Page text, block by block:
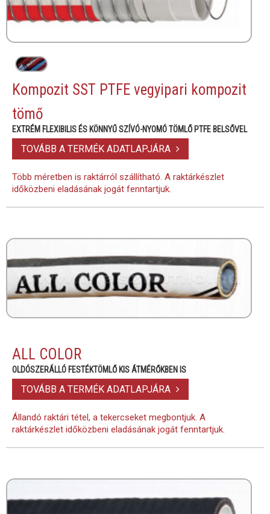
Kompozit SST PTFE vegyipari kompozit
tömő
EXTRÉM FLEXIBILIS ÉS KÖNNYŰ SZÍVÓ-NYOMÓ TÖMLŐ PTFE BELSŐVEL
TOVÁBB A TERMÉK ADATLAPJÁRA
Több méretben is raktárról szállítható. A raktárkészlet
időközbeni eladásának jogát fenntartjuk.
ALL COLOR
OLDÓSZERÁLLÓ FESTÉKTÖMLŐ KIS ÁTMÉRŐKBEN IS
TOVÁBB A TERMÉK ADATLAPJÁRA
Állandó raktári tétel, a tekercseket megbontjuk. A
raktárkészlet időközbeni eladásának jogát fenntartjuk.